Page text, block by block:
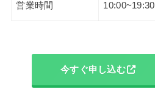
営業時間 10:00~19:30
今すぐ申し込む